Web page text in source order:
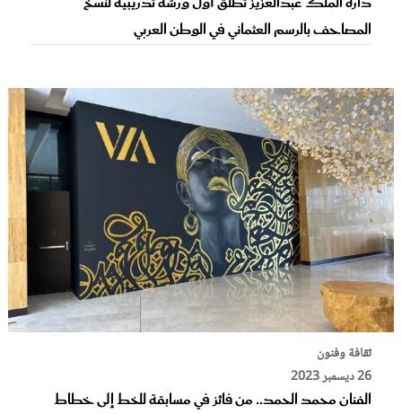
المصاحف بالرسم العثماني في الوطن العربي
ثقافة وفنون
26 ديسمبر 2023
الفنان محمد الحمد.. من فائز في مسابقة للخط إلى خطاط